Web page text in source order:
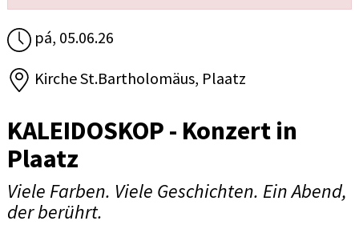
pá, 05.06.26
Kirche St.Bartholomäus, Plaatz
KALEIDOSKOP - Konzert in
Plaatz
Viele Farben. Viele Geschichten. Ein Abend,
der berührt.